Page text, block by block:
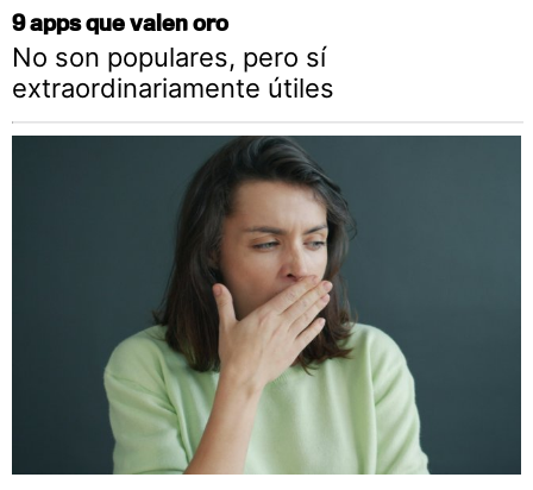
9 apps que valen oro
No son populares, pero sí
extraordinariamente útiles